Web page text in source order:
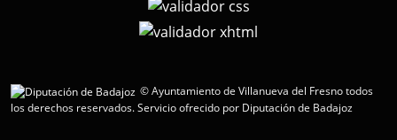
© Ayuntamiento de Villanueva del Fresno todos
los derechos reservados.Servicio ofrecido por Diputación de Badajoz